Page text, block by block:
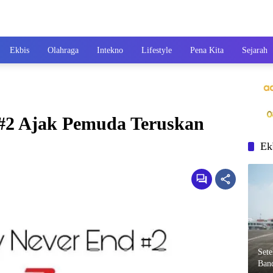
Ekbis Olahraga Intekno Lifestyle Pena Kita Sejarah
Ajak Pemuda Teruskan